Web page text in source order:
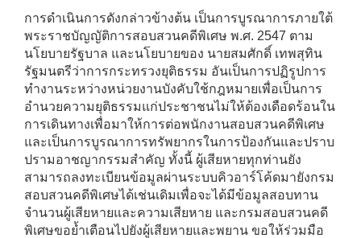
การดำเนินการดังกล่าวข้างต้น เป็นการบูรณาการภายใต้
พระราชบัญญัติการสอบสวนคดีพิเศษ พ.ศ. 2547 ตาม
นโยบายรัฐบาล และนโยบายของ นายสมศักดิ์ เทพสุทิน
รัฐมนตรีว่าการกระทรวงยุติธรรม อันเป็นการปฏิรูปการ
ทำงานระหว่างหน่วยงานบังคับใช้กฎหมายเพื่อเป็นการ
อำนวยความยุติธรรมแก่ประชาชนไม่ให้ต้องเดือดร้อนใน
การเดินทางเพื่อมาให้การต่อพนักงานสอบสวนคดีพิเศษ
และเป็นการบูรณาการทรัพยากรในการป้องกันและปราบ
ปรามอาชญากรรมสำคัญ ทั้งนี้ ผู้เสียหายทุกท่านยัง
สามารถลงทะเบียนข้อมูลผ่านระบบคิวอาร์โค้ดมายังกรม
สอบสวนคดีพิเศษได้เช่นเดิมเพื่อจะได้มีข้อมูลสอบทาน
จำนวนผู้เสียหายและความเสียหาย และกรมสอบสวนคดี
พิเศษขอย้ำเตือนไปยังผู้เสียหายและพยาน ขอให้ร่วมมือ